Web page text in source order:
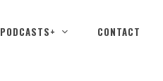
PODCASTS+ CONTACT